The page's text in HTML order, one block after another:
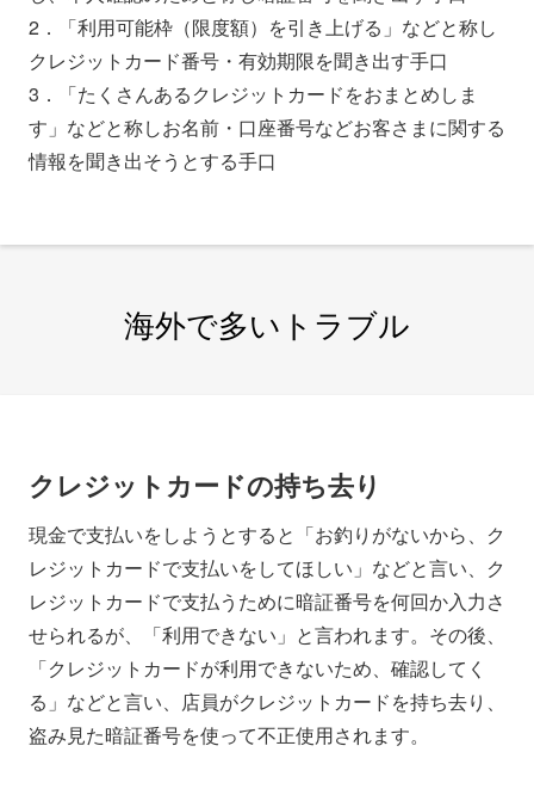
2．「利用可能枠（限度額）を引き上げる」などと称し
クレジットカード番号・有効期限を聞き出す手口
3．「たくさんあるクレジットカードをおまとめしま
す」などと称しお名前・口座番号などお客さまに関する
情報を聞き出そうとする手口
海外で多いトラブル
クレジットカードの持ち去り
現金で支払いをしようとすると「お釣りがないから、ク
レジットカードで支払いをしてほしい」などと言い、ク
レジットカードで支払うために暗証番号を何回か入力さ
せられるが、「利用できない」と言われます。その後、
「クレジットカードが利用できないため、確認してく
る」などと言い、店員がクレジットカードを持ち去り、
盗み見た暗証番号を使って不正使用されます。